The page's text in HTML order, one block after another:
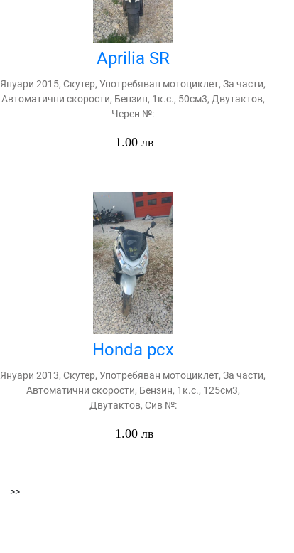
Aprilia SR
Януари 2015, Скутер, Употребяван мотоциклет, За части,
Автоматични скорости, Бензин, 1к.с., 50см3, Двутактов,
Черен №:
1.00 лв
Honda pcx
Януари 2013, Скутер, Употребяван мотоциклет, За части,
Автоматични скорости, Бензин, 1к.с., 125см3,
Двутактов, Сив №:
1.00 лв
>>